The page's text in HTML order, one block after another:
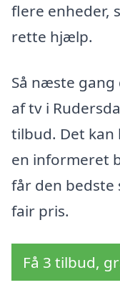
flere enheder,
rette hjælp.
Så næste
af tv i
tilbud. Det
en informeret
får den bedste
fair pris.
Få 3 tilbud,